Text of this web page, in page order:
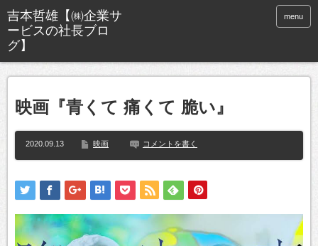
menu
映画『青くて 痛くて 脆い』
2020.09.13 映画 コメントを書く